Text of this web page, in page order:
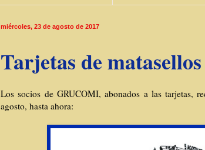
miércoles, 23 de agosto de 2017
Tarjetas de
Los socios de GRUCOMI, abonados a las tarjetas,
agosto, hasta ahora: